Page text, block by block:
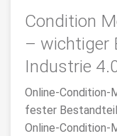
Zustand
Schwarzes oder
altes Getriebeöl,
können.
>>>MEHR
Condition
– wichtiger
Industrie
Online-Condition-
fester
Online-Condition-